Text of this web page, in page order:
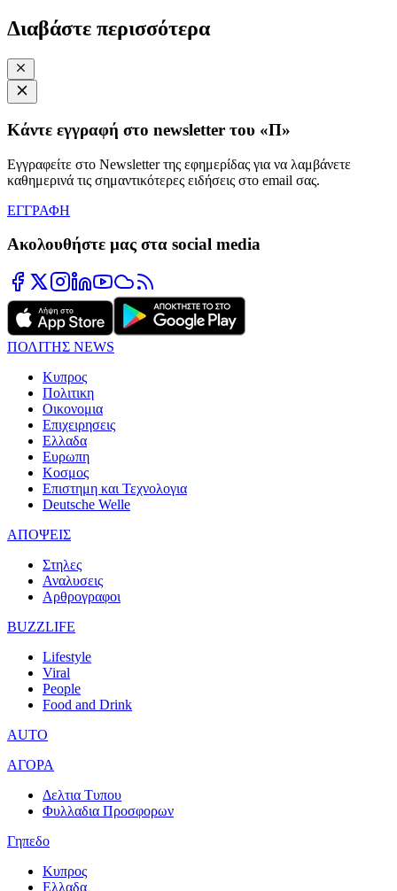
Διαβάστε περισσότερα
Κάντε εγγραφή στο newsletter του «Π»
Εγγραφείτε στο Newsletter της εφημερίδας για να λαμβάνετε
καθημερινά τις σημαντικότερες ειδήσεις στο email σας.
ΕΓΓΡΑΦΗ
Ακολουθήστε μας στα social media
ΠΟΛΙΤΗΣ NEWS
Κυπρος
Πολιτικη
Οικονομια
Επιχειρησεις
Ελλαδα
Ευρωπη
Κοσμος
Επιστημη και Τεχνολογια
Deutsche Welle
ΑΠΟΨΕΙΣ
Στηλες
Αναλυσεις
Αρθρογραφοι
BUZZLIFE
Lifestyle
Viral
People
Food and Drink
AUTO
ΑΓΟΡΑ
Δελτια Τυπου
Φυλλαδια Προσφορων
Γηπεδο
Κυπρος
Ελλαδα